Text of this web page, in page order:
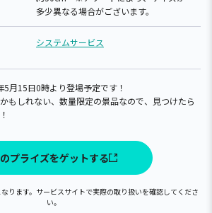
多少異なる場合がございます。
システムサービス
月15日0時より登場予定です！
もしれない、数量限定の景品なので、見つけたら
プライズをゲットする
ります。サービスサイトで実際の取り扱いを確認してくださ
い。